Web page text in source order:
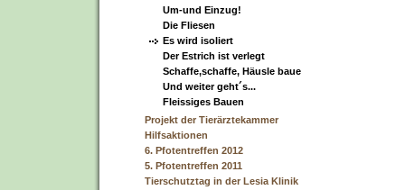
Um-und Einzug!
Die Fliesen
Es wird isoliert
Der Estrich ist verlegt
Schaffe,schaffe, Häusle baue
Und weiter geht´s...
Fleissiges Bauen
Projekt der Tierärztekammer
Hilfsaktionen
6. Pfotentreffen 2012
5. Pfotentreffen 2011
Tierschutztag in der Lesia Klinik